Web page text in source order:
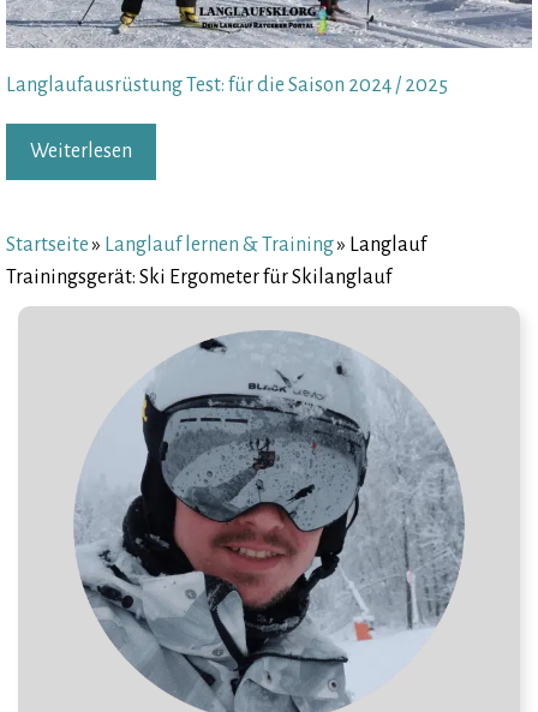
Langlaufausrüstung Test: für die Saison 2024 / 2025
Weiterlesen
Startseite» Langlauf lernen & Training» Langlauf
Trainingsgerät: Ski Ergometer für Skilanglauf